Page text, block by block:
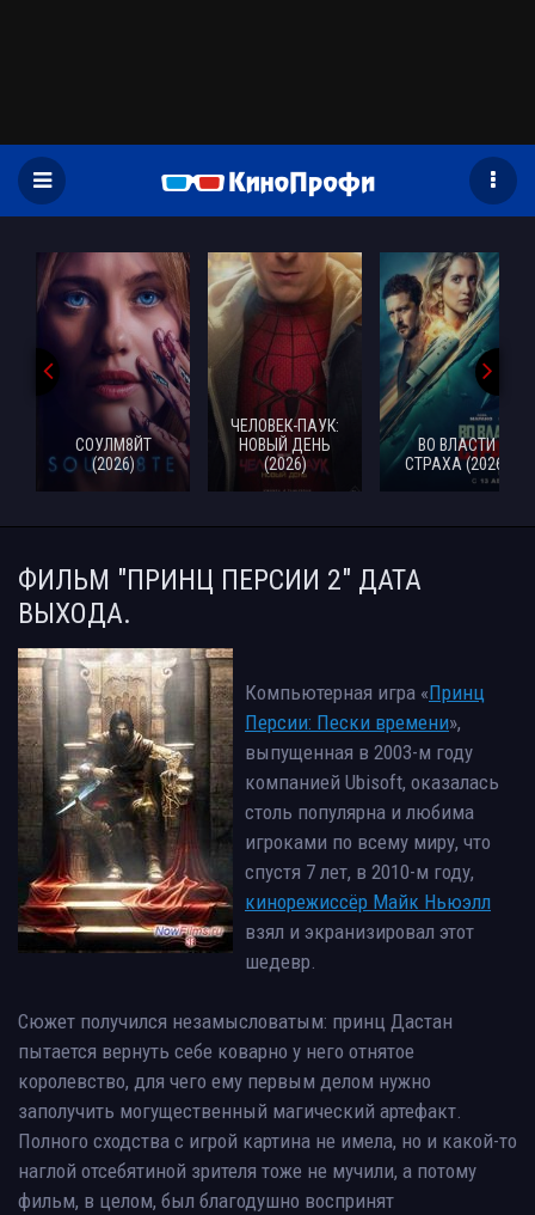
СОУЛМ8ЙТ
(2026)
ЧЕЛОВЕК-ПАУК:
НОВЫЙ ДЕНЬ
(2026)
ВО ВЛАСТИ
СТРАХА (2026)
ФИЛЬМ "ПРИНЦ ПЕРСИИ 2" ДАТА
ВЫХОДА.
Компьютерная игра «Принц
Персии: Пески времени»,
выпущенная в 2003-м году
компанией Ubisoft, оказалась
столь популярна и любима
игроками по всему миру, что
спустя 7 лет, в 2010-м году,
кинорежиссёр Майк Ньюэлл
взял и экранизировал этот
шедевр.
Сюжет получился незамысловатым: принц Дастан
пытается вернуть себе коварно у него отнятое
королевство, для чего ему первым делом нужно
заполучить могущественный магический артефакт.
Полного сходства с игрой картина не имела, но и какой-то
наглой отсебятиной зрителя тоже не мучили, а потому
фильм, в целом, был благодушно воспринят